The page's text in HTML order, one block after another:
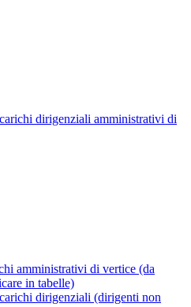
dirigenziali amministrativi di
amministrativi di vertice (da
in tabelle)
dirigenziali (dirigenti non